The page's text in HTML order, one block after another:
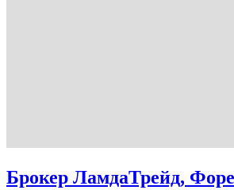
Брокер ЛамдаТрейд,